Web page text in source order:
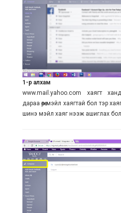
1-р алхам
www.mail.yahoo.com хаягт
дараа өөрөө мэйл хаягтай бол тэр
шинэ мэйл хаяг нээж ашиглах